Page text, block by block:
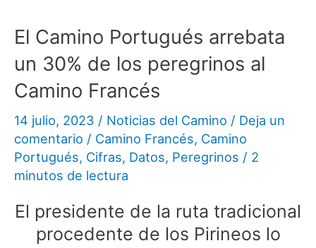
El Camino Portugués arrebata
un 30% de los peregrinos al
Camino Francés
14 julio, 2023 / Noticias del Camino / Deja un
comentario / Camino Francés, Camino
Portugués, Cifras, Datos, Peregrinos / 2
minutos de lectura
El presidente de la ruta tradicional
procedente de los Pirineos lo